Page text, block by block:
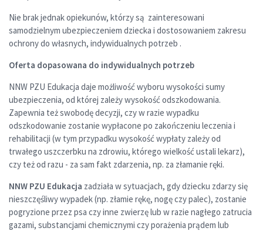
Nie brak jednak opiekunów, którzy są zainteresowani
samodzielnym ubezpieczeniem dziecka i dostosowaniem zakresu
ochrony do własnych, indywidualnych potrzeb .
Oferta dopasowana do indywidualnych potrzeb
NNW PZU Edukacja daje możliwość wyboru wysokości sumy
ubezpieczenia, od której zależy wysokość odszkodowania.
Zapewnia też swobodę decyzji, czy w razie wypadku
odszkodowanie zostanie wypłacone po zakończeniu leczenia i
rehabilitacji (w tym przypadku wysokość wypłaty zależy od
trwałego uszczerbku na zdrowiu, którego wielkość ustali lekarz),
czy też od razu - za sam fakt zdarzenia, np. za złamanie ręki.
NNW PZU Edukacja zadziała w sytuacjach, gdy dziecku zdarzy się
nieszczęśliwy wypadek (np. złamie rękę, nogę czy palec), zostanie
pogryzione przez psa czy inne zwierzę lub w razie nagłego zatrucia
gazami, substancjami chemicznymi czy porażenia prądem lub